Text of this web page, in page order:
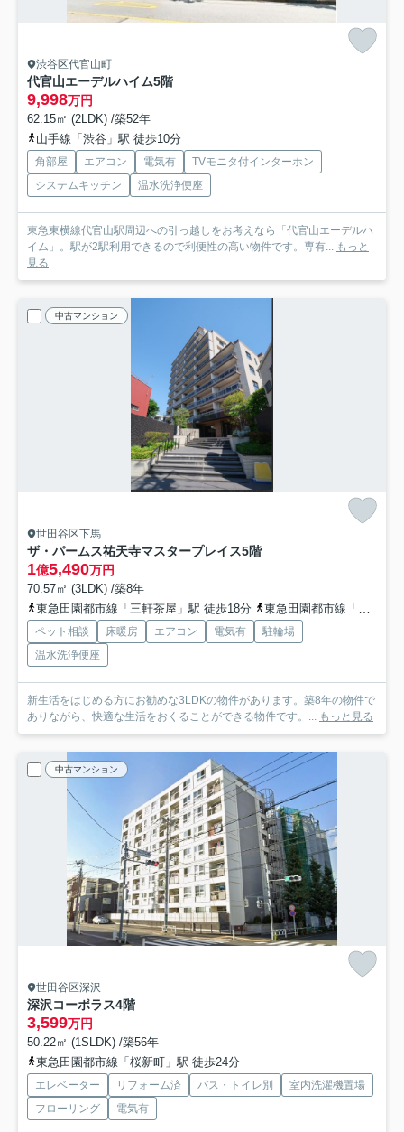
渋谷区代官山町
代官山エーデルハイム5階
9,998万円
62.15㎡ (2LDK) /築52年
山手線「渋谷」駅 徒歩10分
角部屋 エアコン 電気有
TVモニタ付インターホン
システムキッチン
温水洗浄便座
東急東横線代官山駅周辺への引っ越しをお考えなら「代官山エーデルハ
イム」。駅が2駅利用できるので利便性の高い物件です。専有...
もっと
見る
中古マンション
世田谷区下馬
ザ・パームス祐天寺マスタープレイス5階
1億5,490万円
70.57㎡ (3LDK) /築8年
東急田園都市線「三軒茶屋」駅 徒歩18分
東急田園都市線「池尻大橋」駅 徒歩16分
ペット相談 床暖房 エアコン 電気有
駐輪場
温水洗浄便座
新生活をはじめる方にお勧めな3LDKの物件があります。築8年の物件で
ありながら、快適な生活をおくることができる物件です。... もっと見る
中古マンション
世田谷区深沢
深沢コーポラス4階
3,599万円
50.22㎡ (1SLDK) /築56年
東急田園都市線「桜新町」駅 徒歩24分
エレベーター リフォーム済 バス・トイレ別
室内洗濯機置場
フローリング
電気有